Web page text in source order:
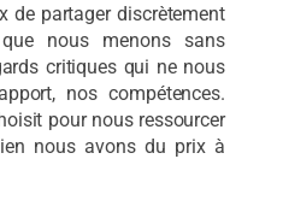
de partager discrètement
nous menons sans
critiques qui ne nous
nos compétences.
pour nous ressourcer
nous avons du prix à